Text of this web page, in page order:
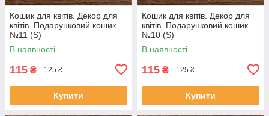
Кошик для квітів. Декор для
квітів. Подарунковий кошик
№11 (S)
В наявності
115 ₴ 125 ₴
Купити
Кошик для квітів. Декор для
квітів. Подарунковий кошик
№10 (S)
В наявності
115 ₴ 125 ₴
Купити